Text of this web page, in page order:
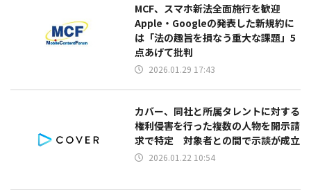
MCF、スマホ新法全面施行を歓迎
Apple・Googleの発表した新規約に
は「法の趣旨を損なう重大な課題」5
点あげて批判
2026.01.29 17:43
カバー、同社と所属タレントに対する
権利侵害を行った複数の人物を開示請
求で特定 対象者との間で示談が成立
2026.01.22 10:54